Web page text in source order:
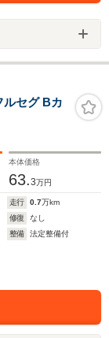
セグ Bカ
本体価格
63.3万円
走行 0.7万km
修復
なし
整備
法定整備付